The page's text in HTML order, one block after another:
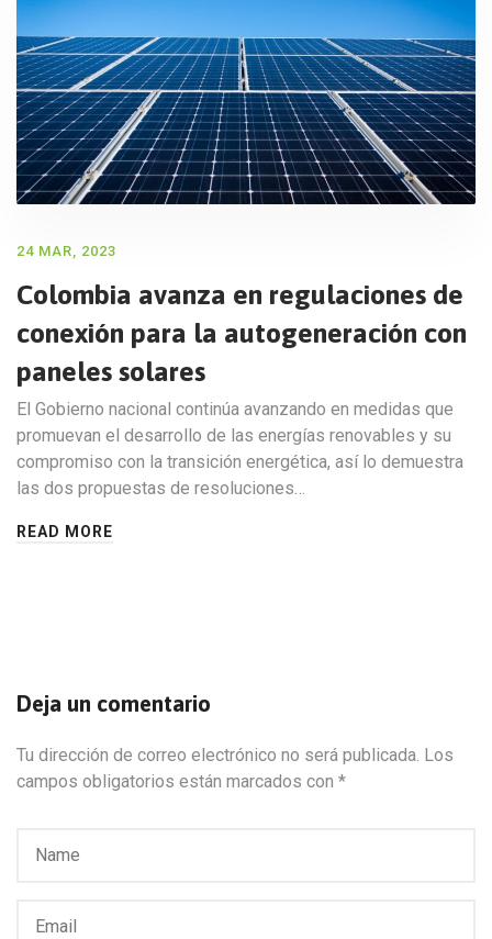
24 MAR, 2023
Colombia avanza en regulaciones de
conexión para la autogeneración con
paneles solares
El Gobierno nacional continúa avanzando en medidas que
promuevan el desarrollo de las energías renovables y su
compromiso con la transición energética, así lo demuestra
las dos propuestas de resoluciones…
READ MORE
Deja un comentario
Tu dirección de correo electrónico no será publicada. Los
campos obligatorios están marcados con *